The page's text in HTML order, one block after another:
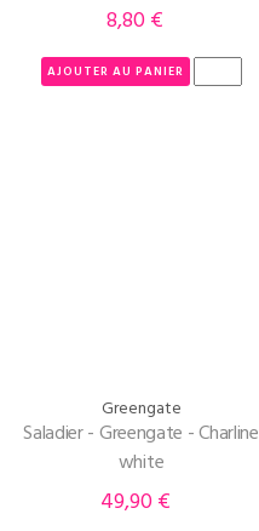
Prix
8,80 €
AJOUTER AU PANIER
Greengate
Saladier - Greengate - Charline
white
Prix
49,90 €